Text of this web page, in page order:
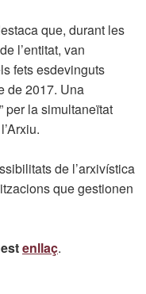
que, durant les
l’entitat, van
fets esdevinguts
de 2017. Una
per la simultaneïtat
de l’arxivística
que gestionen
enllaç.